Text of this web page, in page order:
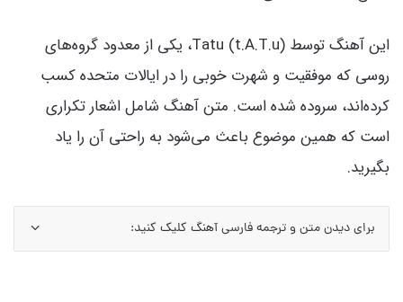
این آهنگ توسط Tatu (t.A.T.u)، یکی از معدود گروه‌های
روسی که موفقیت و شهرت خوبی را در ایالات متحده کسب
کرده‌اند، سروده شده است. متن آهنگ شامل اشعار تکراری
است که همین موضوع باعث می‌شود به راحتی آن را یاد
بگیرید.
برای دیدن متن و ترجمه فارسی آهنگ کلیک کنید: